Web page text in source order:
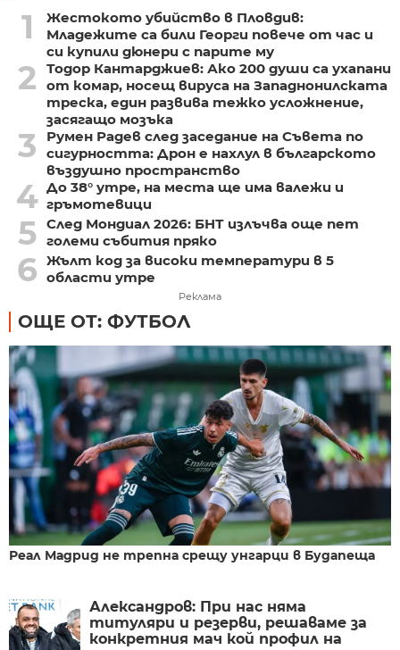
1
Жестокото убийство в Пловдив:
Младежите са били Георги повече от час и
си купили дюнери с парите му
2
Тодор Кантарджиев: Ако 200 души са ухапани
от комар, носещ вируса на Западнонилската
треска, един развива тежко усложнение,
засягащо мозъка
3
Румен Радев след заседание на Съвета по
сигурността: Дрон е нахлул в българското
въздушно пространство
4 До 38° утре, на места ще има валежи и
гръмотевици
5 След Мондиал 2026: БНТ излъчва още пет
големи събития пряко
6 Жълт код за високи температури в 5
области утре
Реклама
ОЩЕ ОТ: ФУТБОЛ
Реал Мадрид не трепна срещу унгарци в Будапеща
Александров: При нас няма
титуляри и резерви, решаваме за
конкретния мач кой профил на